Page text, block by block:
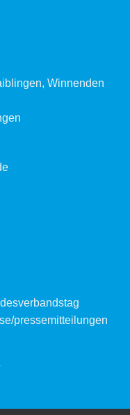
Winnenden
pressemitteilungen